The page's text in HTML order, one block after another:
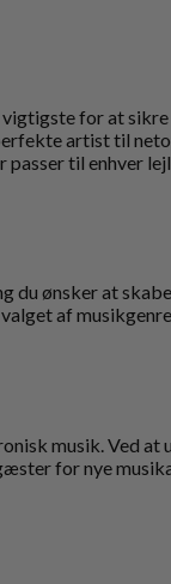
for at
artist til
passer til enhver
du ønsker at
af
musik. Ved
for nye